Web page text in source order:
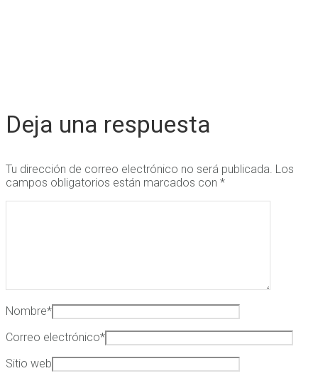
Deja una respuesta
Tu dirección de correo electrónico no será publicada. Los
campos obligatorios están marcados con *
Nombre*
Correo electrónico*
Sitio web